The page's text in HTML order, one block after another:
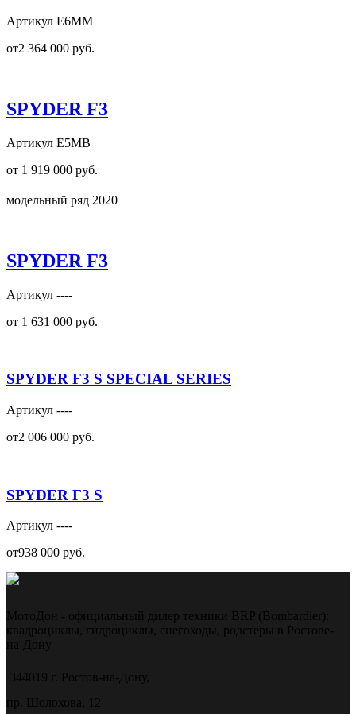
Артикул E6MM
от2 364 000 руб.
SPYDER F3
Артикул E5MB
от 1 919 000 руб.
модельный ряд 2020
SPYDER F3
Артикул ----
от 1 631 000 руб.
SPYDER F3 S SPECIAL SERIES
Артикул ----
от2 006 000 руб.
SPYDER F3 S
Артикул ----
от938 000 руб.
МотоДон - официальный дилер техники BRP (Bombardier):
квадроциклы, гидроциклы, снегоходы, родстеры в Ростове-
на-Дону
344019 г. Ростов-на-Дону,
пр. Шолохова, 12